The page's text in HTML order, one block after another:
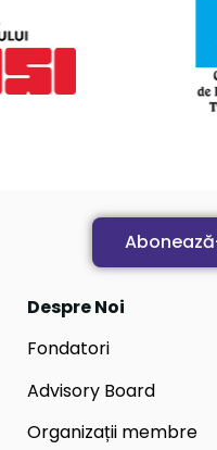
Despre Noi
Fondatori
Advisory Board
Organizații membre